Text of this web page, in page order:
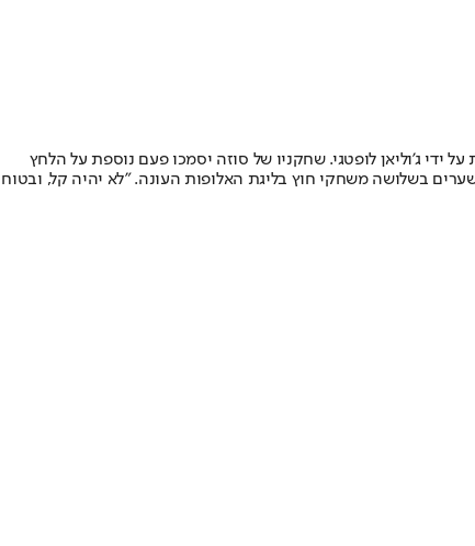
ג'וליאן לופטגי. שחקניו של סוזה יסמכו פעם נוספת על הלחץ
הקולומביאני, שהבקיע ארבעה שערים בשלושה משחקי חוץ בליגת האלופות העונה. "לא יהיה קל, ובטוח